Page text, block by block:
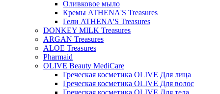
Оливковое мыло
Кремы ATHENA'S Treasures
Гели ATHENA'S Treasures
DONKEY MILK Treasures
ARGAN Treasures
ALOE Treasures
Pharmaid
OLIVE Beauty MediCare
Греческая косметика OLIVE Для лица
Греческая косметика OLIVE Для волос